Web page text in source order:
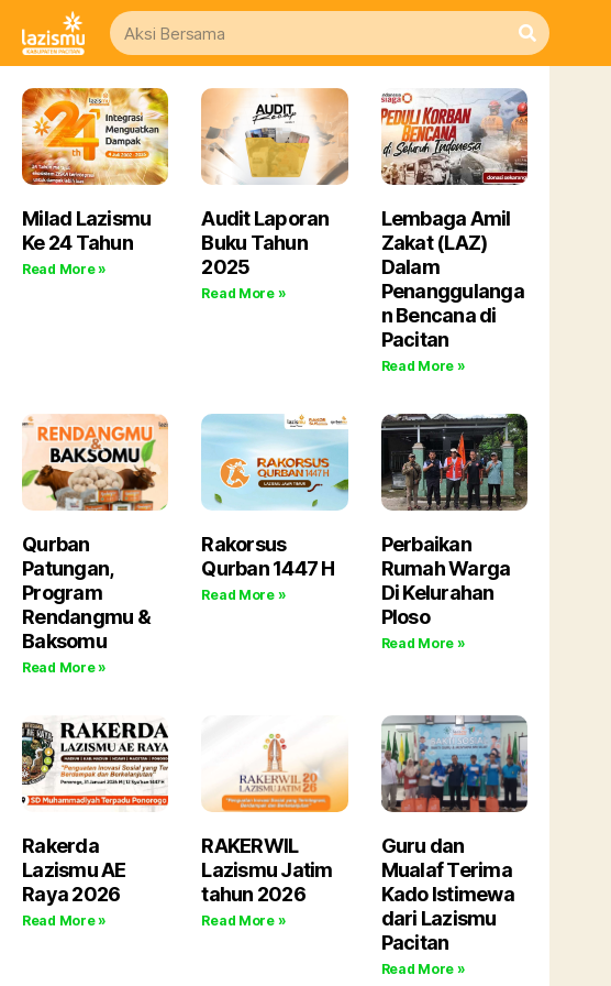
Milad Lazismu
Ke 24 Tahun
Read More »
Audit Laporan
Buku Tahun
2025
Read More »
Lembaga Amil
Zakat (LAZ)
Dalam
Penanggulanga
n Bencana di
Pacitan
Read More »
Qurban
Patungan,
Program
Rendangmu &
Baksomu
Read More »
Rakorsus
Qurban 1447 H
Read More »
Perbaikan
Rumah Warga
Di Kelurahan
Ploso
Read More »
Rakerda
Lazismu AE
Raya 2026
Read More »
RAKERWIL
Lazismu Jatim
tahun 2026
Read More »
Guru dan
Mualaf Terima
Kado Istimewa
dari Lazismu
Pacitan
Read More »